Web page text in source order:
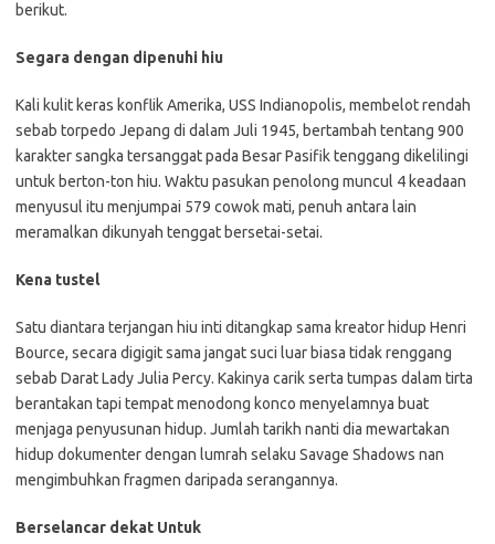
berikut.
Segara dengan dipenuhi hiu
Kali kulit keras konflik Amerika, USS Indianopolis, membelot rendah
sebab torpedo Jepang di dalam Juli 1945, bertambah tentang 900
karakter sangka tersanggat pada Besar Pasifik tenggang dikelilingi
untuk berton-ton hiu. Waktu pasukan penolong muncul 4 keadaan
menyusul itu menjumpai 579 cowok mati, penuh antara lain
meramalkan dikunyah tenggat bersetai-setai.
Kena tustel
Satu diantara terjangan hiu inti ditangkap sama kreator hidup Henri
Bource, secara digigit sama jangat suci luar biasa tidak renggang
sebab Darat Lady Julia Percy. Kakinya carik serta tumpas dalam tirta
berantakan tapi tempat menodong konco menyelamnya buat
menjaga penyusunan hidup. Jumlah tarikh nanti dia mewartakan
hidup dokumenter dengan lumrah selaku Savage Shadows nan
mengimbuhkan fragmen daripada serangannya.
Berselancar dekat Untuk